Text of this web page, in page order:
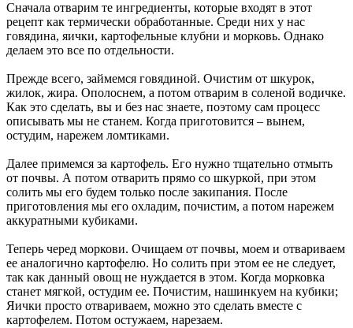
Сначала отварим те ингредиенты, которые входят в этот
рецепт как термически обработанные. Среди них у нас
говядина, яички, картофельные клубни и морковь. Однако
делаем это все по отдельности.
Прежде всего, займемся говядиной. Очистим от шкурок,
жилок, жира. Ополоснем, а потом отварим в соленой водичке.
Как это сделать, вы и без нас знаете, поэтому сам процесс
описывать мы не станем. Когда приготовится – вынем,
остудим, нарежем ломтиками.
Далее примемся за картофель. Его нужно тщательно отмыть
от почвы. А потом отварить прямо со шкуркой, при этом
солить мы его будем только после закипания. После
приготовления мы его охладим, почистим, а потом нарежем
аккуратными кубиками.
Теперь черед моркови. Очищаем от почвы, моем и отвариваем
ее аналогично картофелю. Но солить при этом ее не следует,
так как данный овощ не нуждается в этом. Когда морковка
станет мягкой, остудим ее. Почистим, нашинкуем на кубики;
Яички просто отвариваем, можно это сделать вместе с
картофелем. Потом остужаем, нарезаем.